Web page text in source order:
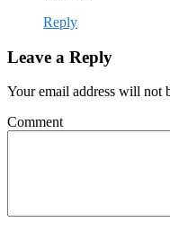
Reply
Leave a Reply
Your email address will not
Comment